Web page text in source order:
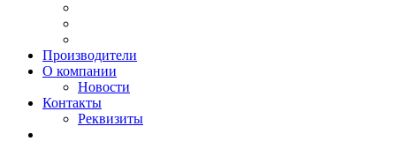
Производители
О компании
Новости
Контакты
Реквизиты